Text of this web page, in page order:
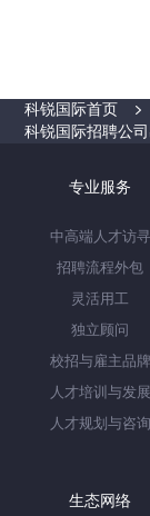
科锐国际首页
科锐国际招聘公
专业服务
中高端人才访寻
招聘流程外包
灵活用工
独立顾问
校招与雇主品牌
人才培训与发展
人才规划与咨询
生态网络